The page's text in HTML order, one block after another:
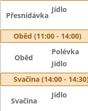
Přesnídávka
Jídlo
Oběd (11:00 - 14:00)
Oběd
Polévka
Jídlo
Svačina (14:00 -
Svačina
Jídlo